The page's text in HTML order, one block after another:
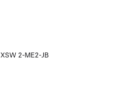
XSW 2-ME2-JB